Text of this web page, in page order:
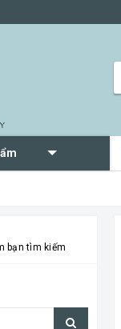
bạn tìm kiếm